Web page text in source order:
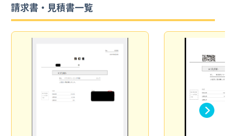
請求書・見積書一覧